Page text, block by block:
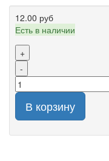
12.00 руб
Есть в наличии
+
-
В корзину